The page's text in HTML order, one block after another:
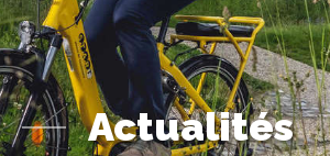
Actualités